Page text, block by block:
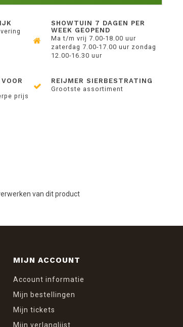
SHOWTUIN 7 DAGEN PER
WEEK GEOPEND
Ma t/m vrij 7.00-18.00 uur
zaterdag 7.00-17.00 uur zondag
12.00-16.30 uur
prijs
REIJMER SIERBESTRATING
Grootste assortiment
van dit product
MIJN ACCOUNT
Account informatie
Mijn bestellingen
Mijn tickets
Mijn verlanglijst